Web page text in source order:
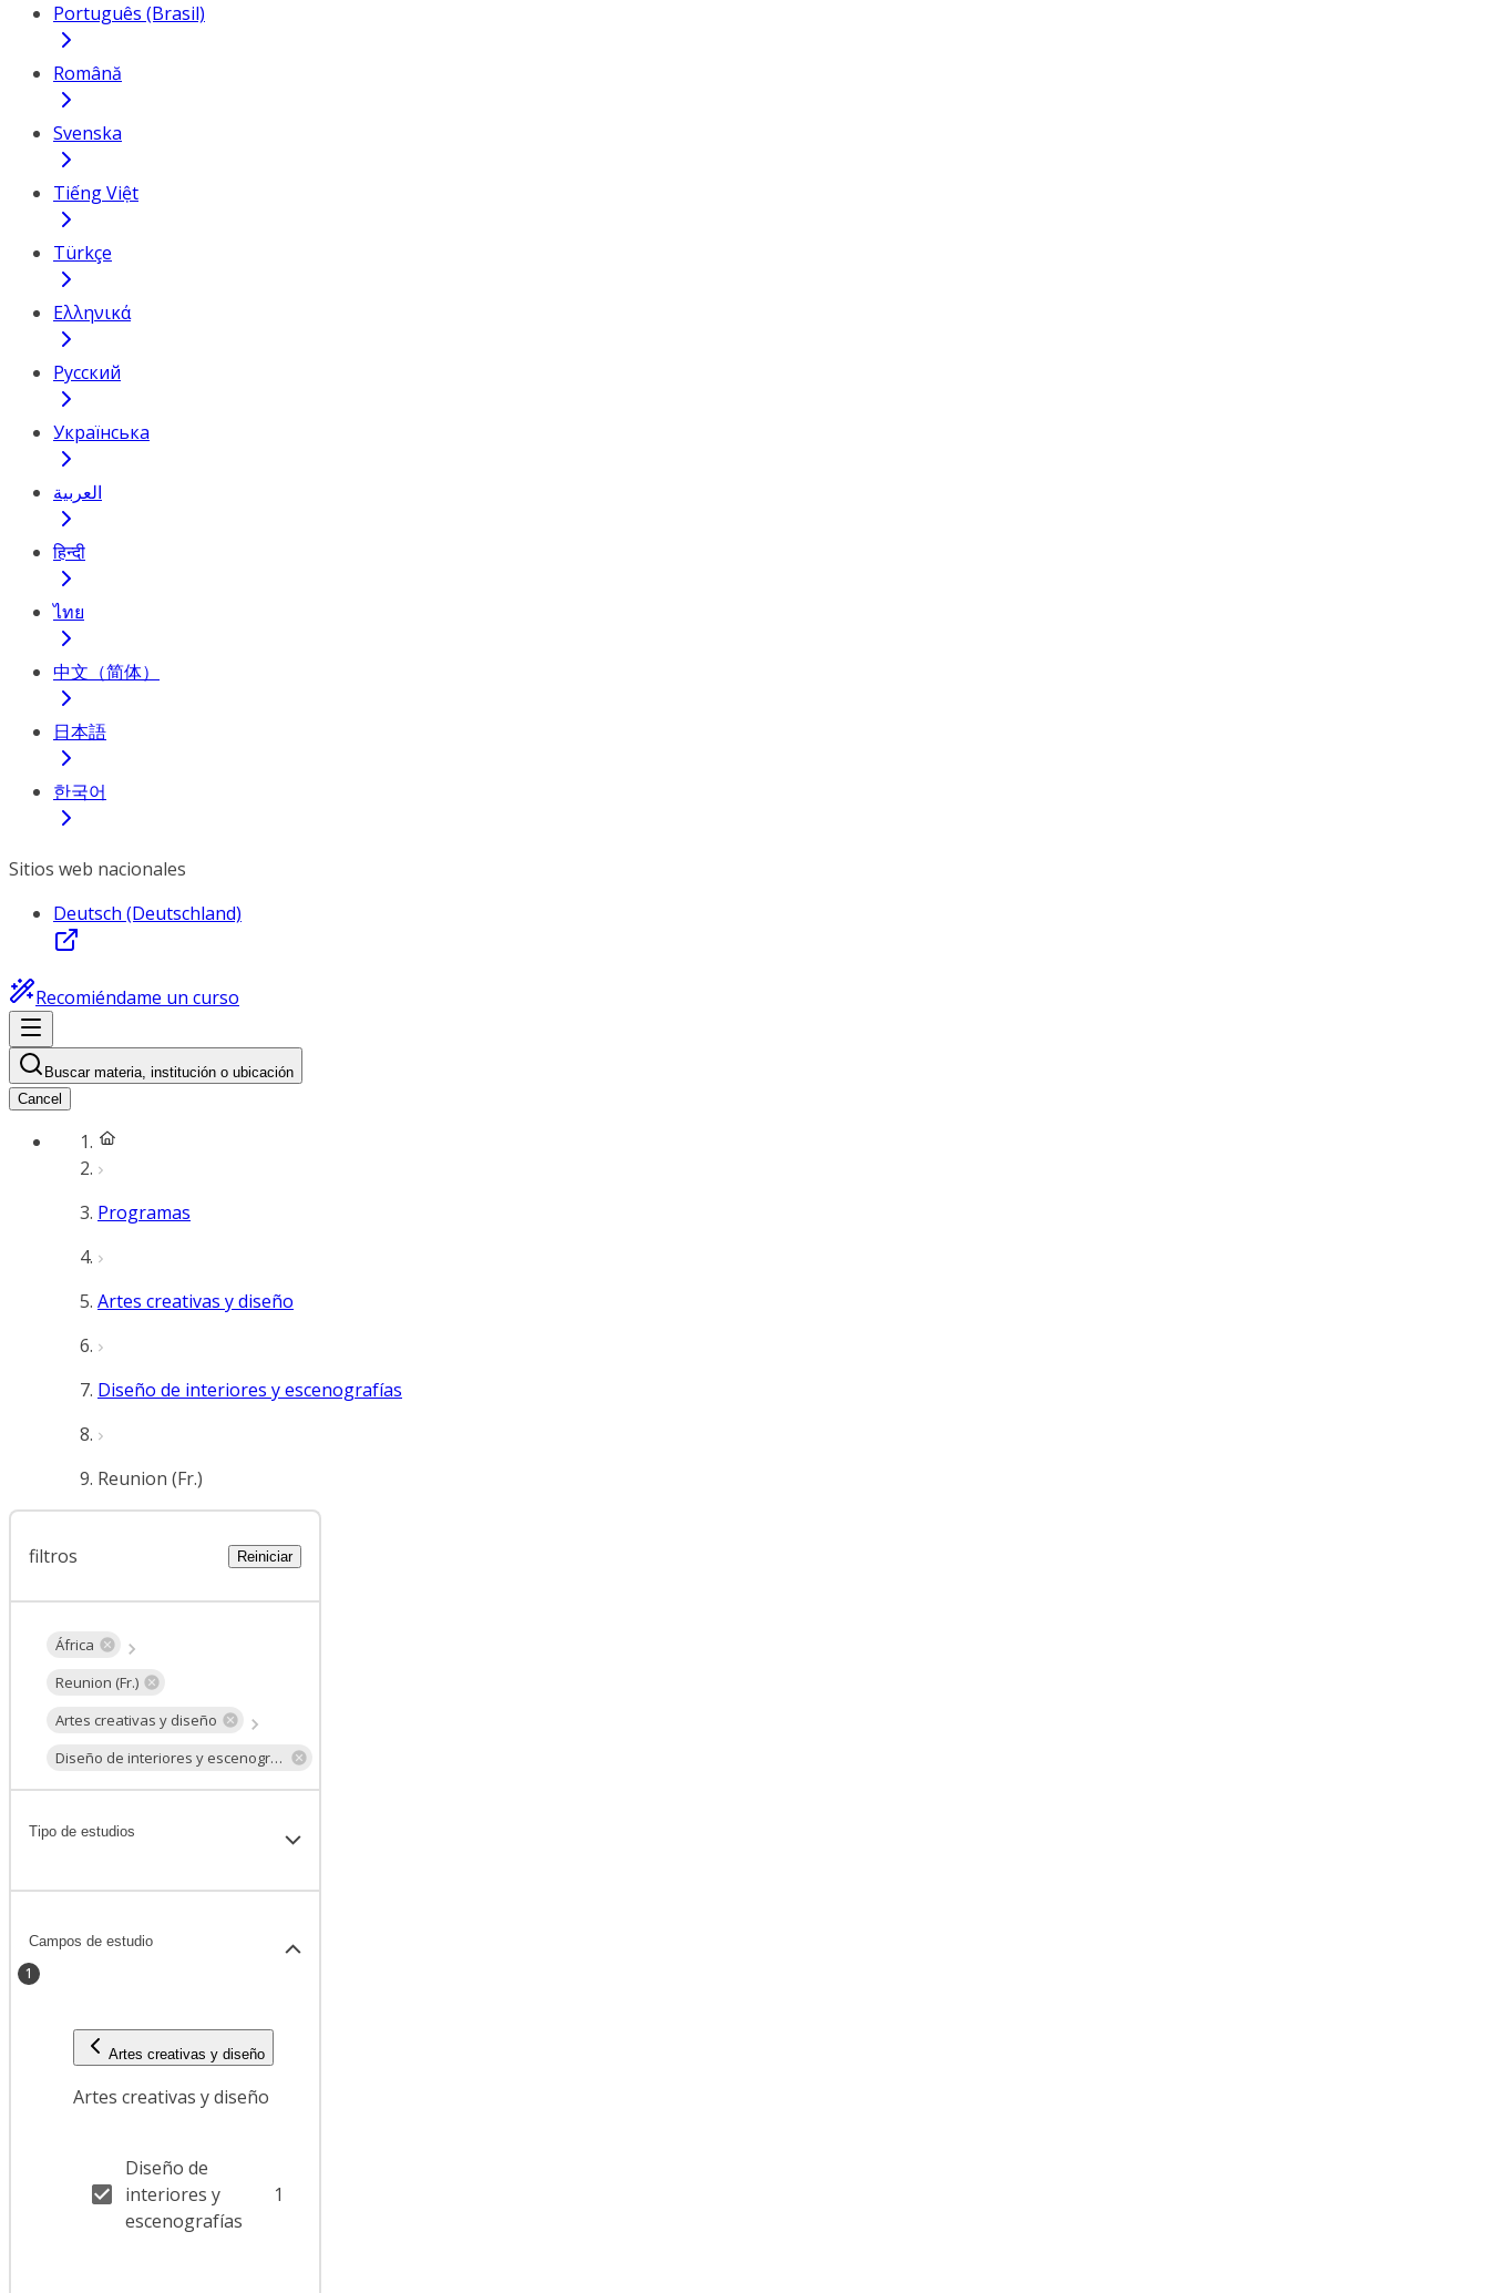
Português (Brasil)
Română
Svenska
Tiếng Việt
Türkçe
Ελληνικά
Русский
Українська
العربية
हिन्दी
ไทย
中文（简体）
日本語
한국어
Sitios web nacionales
Deutsch (Deutschland)
Recomiéndame un curso
Buscar materia, institución o ubicación
Cancel
Programas
Artes creativas y diseño
Diseño de interiores y escenografías
Reunion (Fr.)
filtros Reiniciar
África
Reunion (Fr.)
Artes creativas y diseño
Diseño de interiores y escenografías
Tipo de estudios
Campos de estudio
1
Artes creativas y diseño
Artes creativas y diseño
Diseño de
interiores y
escenografías
1